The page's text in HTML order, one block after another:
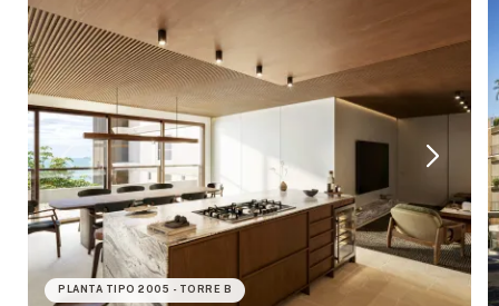
PLANTA TIPO 2005 - TORRE B